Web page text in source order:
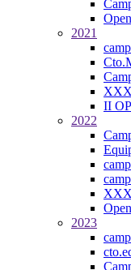
2021
II
2022
2023